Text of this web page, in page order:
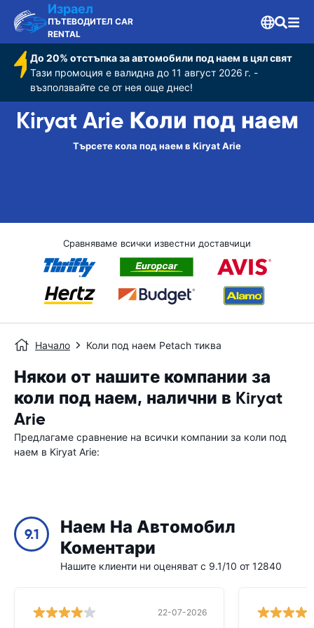
Израел
ПЪТЕВОДИТЕЛ CAR
RENTAL
До 20% отстъпка за автомобили под наем в цял свят
Тази промоция е валидна до 11 август 2026 г. -
възползвайте се от нея още днес!
Kiryat Arie Коли под наем
Търсете кола под наем в Kiryat Arie
Сравняваме всички известни доставчици
Начало Коли под наем Petach тиква
Някои от нашите компании за
коли под наем, налични в Kiryat
Arie
Предлагаме сравнение на всички компании за коли под
наем в Kiryat Arie:
9.1
Наем На Автомобил
Коментари
Нашите клиенти ни оценяват с 9.1/10 от 12840
22-07-2026